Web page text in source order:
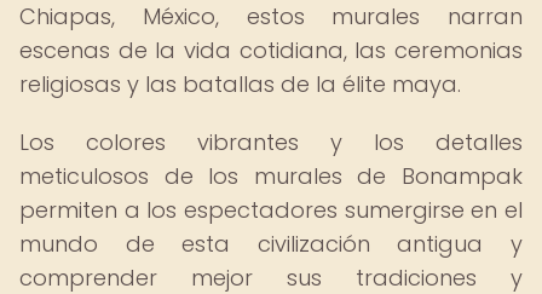
Chiapas, México, estos murales narran
escenas de la vida cotidiana, las ceremonias
religiosas y las batallas de la élite maya.
Los colores vibrantes y los detalles
meticulosos de los murales de Bonampak
permiten a los espectadores sumergirse en el
mundo de esta civilización antigua y
comprender mejor sus tradiciones y